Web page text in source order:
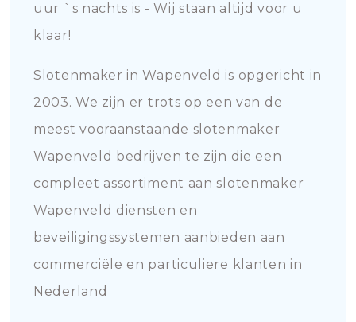
uur `s nachts is - Wij staan altijd voor u
klaar!
Slotenmaker in Wapenveld is opgericht in
2003. We zijn er trots op een van de
meest vooraanstaande slotenmaker
Wapenveld bedrijven te zijn die een
compleet assortiment aan slotenmaker
Wapenveld diensten en
beveiligingssystemen aanbieden aan
commerciële en particuliere klanten in
Nederland